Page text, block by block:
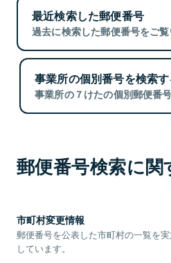
最近検索した郵便番号
過去に検索した郵便番号をご覧
事業所の個別番号を検索す
事業所の７けたの個別郵便番
郵便番号検索に関
市町村変更情報
郵便番号を公表した市町村の一覧を
しています。